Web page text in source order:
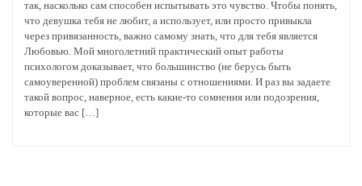
так, насколько сам способен испытывать это чувство. Чтобы понять,
что девушка тебя не любит, а использует, или просто привыкла
через привязанность, важно самому знать, что для тебя является
Любовью. Мой многолетний практический опыт работы
психологом доказывает, что большинство (не берусь быть
самоуверенной) проблем связаны с отношениями. И раз вы задаете
такой вопрос, наверное, есть какие-то сомнения или подозрения,
которые вас […]